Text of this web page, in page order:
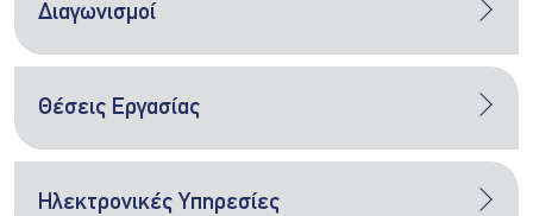
Διαγωνισμοί
Θέσεις Εργασίας
Ηλεκτρονικές Υπηρεσίες